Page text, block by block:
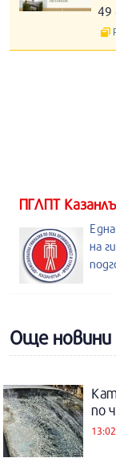
49
ПГЛПТ
на
Още новини
по